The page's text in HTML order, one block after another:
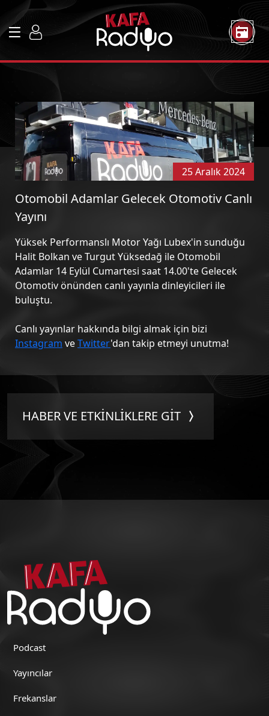
25 Aralık 2024
Otomobil Adamlar Gelecek Otomotiv Canlı
Yayını
Yüksek Performanslı Motor Yağı Lubex'in sunduğu
Halit Bolkan ve Turgut Yüksedağ ile Otomobil
Adamlar 14 Eylül Cumartesi saat 14.00'te Gelecek
Otomotiv önünden canlı yayınla dinleyicileri ile
buluştu.
Canlı yayınlar hakkında bilgi almak için bizi
Instagram veTwitter'dan takip etmeyi unutma!
HABER VE ETKİNLİKLERE GİT
Podcast
Yayıncılar
Frekanslar